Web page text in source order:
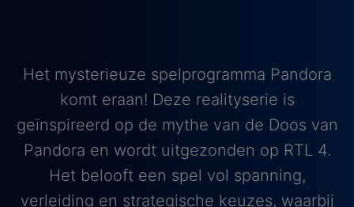
Het mysterieuze spelprogramma Pandora
komt eraan! Deze realityserie is
geïnspireerd op de mythe van de Doos van
Pandora en wordt uitgezonden op RTL 4.
Het belooft een spel vol spanning,
verleiding en strategische keuzes, waarbij